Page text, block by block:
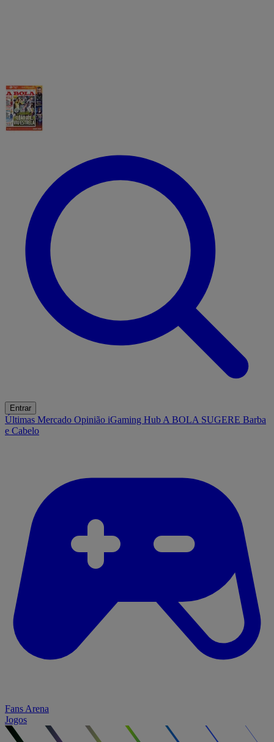
Entrar
Últimas Mercado Opinião iGaming Hub A BOLA SUGERE Barba
e Cabelo
Fans Arena
Jogos